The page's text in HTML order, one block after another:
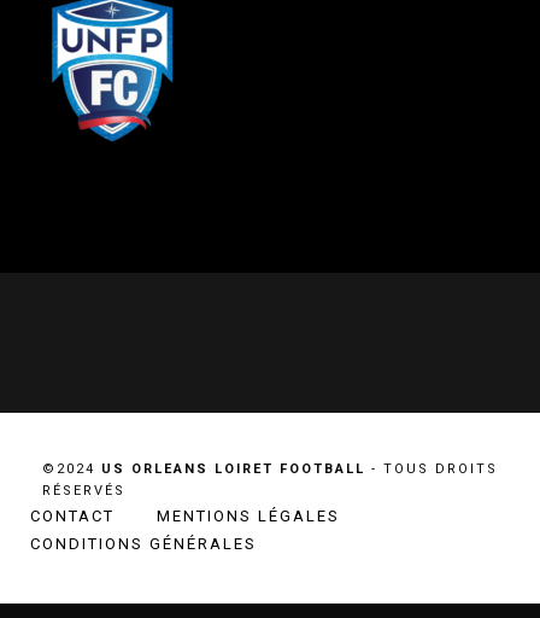
©2024 US ORLEANS LOIRET FOOTBALL - TOUS DROITS
RÉSERVÉS
CONTACT
MENTIONS LÉGALES
CONDITIONS GÉNÉRALES